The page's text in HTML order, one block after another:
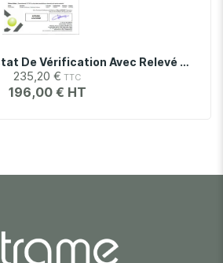
PR-33521B | Constat De Vérification Avec Relevé De Mesures Pour Générateur 33521B
235,20 €
196,00 €